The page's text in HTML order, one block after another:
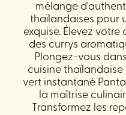
mélange
thaïlandaises pour
exquise. Élevez
des currys
Plongez-vous
cuisine
vert instantané
la maîtrise
Transformez les